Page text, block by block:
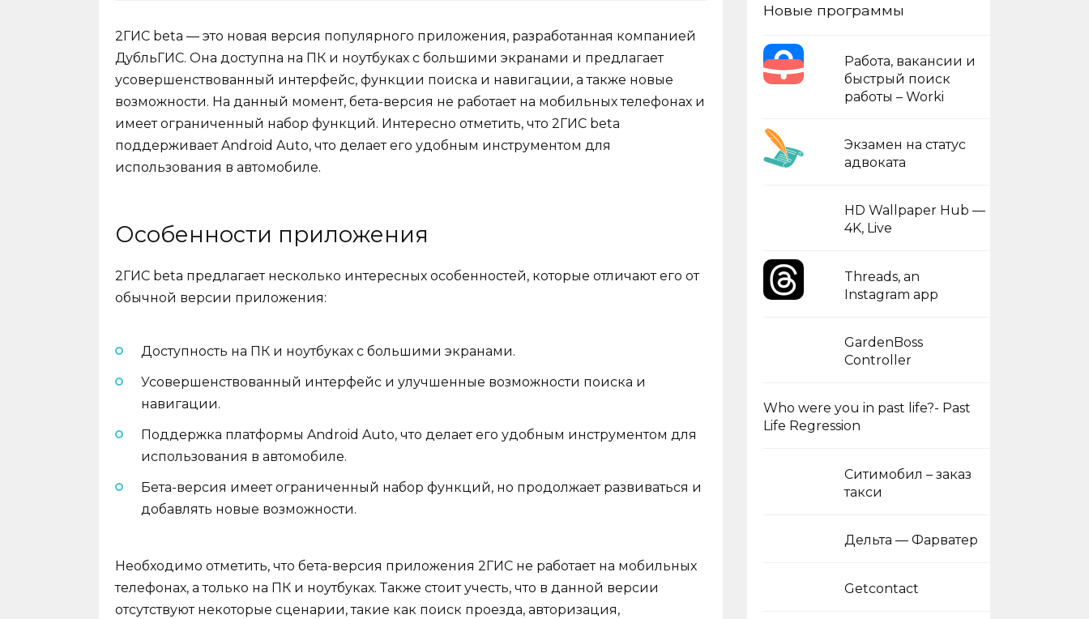
2ГИС beta — это новая версия популярного приложения, разработанная компанией
ДубльГИС. Она доступна на ПК и ноутбуках с большими экранами и предлагает
усовершенствованный интерфейс, функции поиска и навигации, а также новые
возможности. На данный момент, бета-версия не работает на мобильных телефонах и
имеет ограниченный набор функций. Интересно отметить, что 2ГИС beta
поддерживает Android Auto, что делает его удобным инструментом для
использования в автомобиле.
Особенности приложения
2ГИС beta предлагает несколько интересных особенностей, которые отличают его от
обычной версии приложения:
Доступность на ПК и ноутбуках с большими экранами.
Усовершенствованный интерфейс и улучшенные возможности поиска и
навигации.
Поддержка платформы Android Auto, что делает его удобным инструментом для
использования в автомобиле.
Бета-версия имеет ограниченный набор функций, но продолжает развиваться и
добавлять новые возможности.
Необходимо отметить, что бета-версия приложения 2ГИС не работает на мобильных
телефонах, а только на ПК и ноутбуках. Также стоит учесть, что в данной версии
отсутствуют некоторые сценарии, такие как поиск проезда, авторизация,
Новые программы
Работа, вакансии и
быстрый поиск
работы – Worki
Экзамен на статус
адвоката
HD Wallpaper Hub —
4K, Live
Threads, an
Instagram app
GardenBoss
Controller
Who were you in past life?- Past
Life Regression
Ситимобил – заказ
такси
Дельта — Фарватер
Getcontact